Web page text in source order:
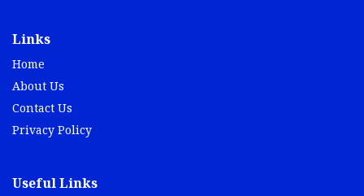
Links
Home
About Us
Contact Us
Privacy Policy
Useful Links